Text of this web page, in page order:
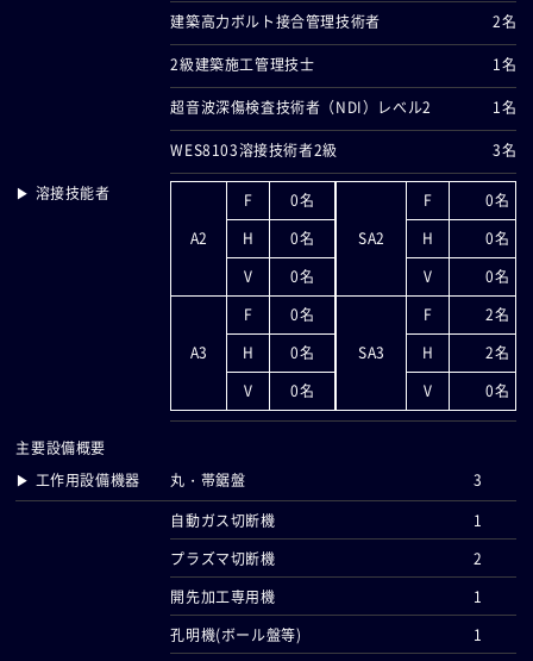
建築高力ボルト接合管理技術者
2名
2級建築施工管理技士
1名
超音波深傷検査技術者（NDI）レべル2
1名
WES8103溶接技術者2級
3名
▶ 溶接技能者
A2
F
0名
SA2
F
0名
H
0名 H
0名
V
0名 V 0名
A3
F
0名
SA3
F
2名
H
0名 H
2名
V
0名 V 0名
主要設備概要
▶ 工作用設備機器
丸・帯鋸盤
3
自動ガス切断機
1
プラズマ切断機
2
開先加工専用機
1
孔明機(ボール盤等)
1